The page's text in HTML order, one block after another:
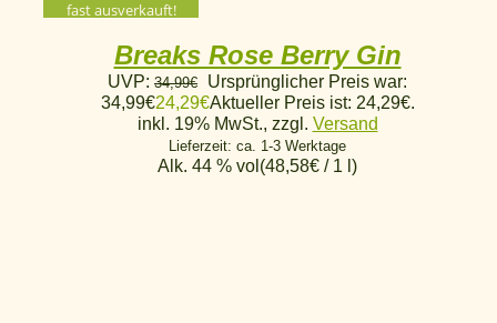
fast ausverkauft!
Breaks Rose Berry Gin
UVP: 34,99€
Ursprünglicher Preis war:
34,99€24,29€Aktueller Preis ist: 24,29€.
inkl. 19% MwSt., zzgl. Versand
Lieferzeit: ca. 1-3 Werktage
Alk. 44 % vol (48,58€ / 1 l)